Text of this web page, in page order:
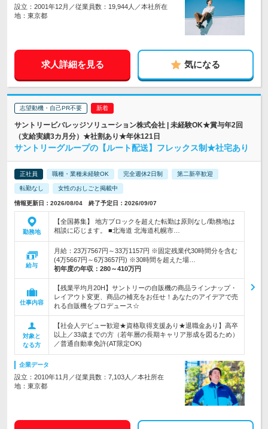
設立：2001年12月／従業員数：19,944人／本社所在
地：東京都
求人詳細を見る 気になる
志望動機・自己PR不要
サントリービバレッジソリューション株式会社 | 未経験OK★賞与年2回
（支給実績3カ月分）★社割あり★年休121日
サントリーグループの【ルート配送】フレックス制★社宅あり
正社員 職種・業種未経験OK 完全週休2日制 第二新卒歓迎
転勤なし 女性のおしごと掲載中
情報更新日：2026/08/04 終了予定日：2026/09/07
勤務地
【全国募集】 地方ブロックを超えた転勤は原則なし/勤務地は
相談に応じます。 ■北海道 北海道札幌市…
給与
月給：23万7567円～33万1157円 ※固定残業代30時間分を含む
(4万5667円～6万3657円) ※30時間を超えた場…
初年度の年収： 280～410万円
仕事内容
【残業平均月20H】サントリーの自販機の商品ラインナップ・
レイアウト変更、商品の補充をお任せ！あなたのアイデアで売
れる自販機をプロデュース☆
対象と
なる方
【社会人デビュー歓迎★資格取得支援あり★退職金あり】高卒
以上／33歳までの方（若年層の長期キャリア形成を図るため）
／普通自動車免許(AT限定OK)
企業データ
設立：2010年11月／従業員数：7,103人／本社所在
地：東京都